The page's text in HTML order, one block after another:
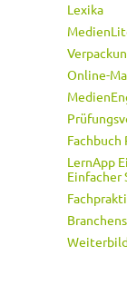
Lexika
Online-
Fachbuch
LernApp
Einfacher